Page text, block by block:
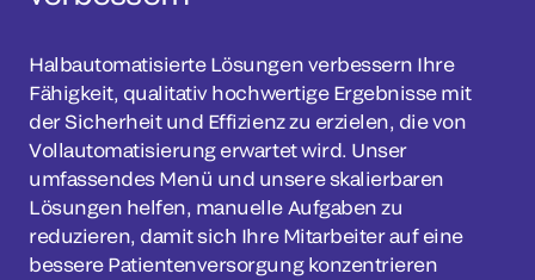
Halbautomatisierte Lösungen verbessern Ihre
Fähigkeit, qualitativ hochwertige Ergebnisse mit
der Sicherheit und Effizienz zu erzielen, die von
Vollautomatisierung erwartet wird. Unser
umfassendes Menü und unsere skalierbaren
Lösungen helfen, manuelle Aufgaben zu
reduzieren, damit sich Ihre Mitarbeiter auf eine
bessere Patientenversorgung konzentrieren